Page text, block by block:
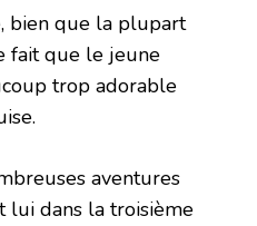
bien que la plupart
fait que le jeune
trop adorable
aventures
lui dans la troisième